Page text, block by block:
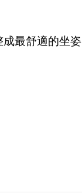
最舒適的坐姿